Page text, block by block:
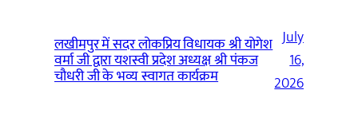
लखीमपुर में सदर लोकप्रिय विधायक श्री योगेश
वर्मा जी द्वारा यशस्वी प्रदेश अध्यक्ष श्री पंकज
चौधरी जी के भव्य स्वागत कार्यक्रम
July
16,
2026